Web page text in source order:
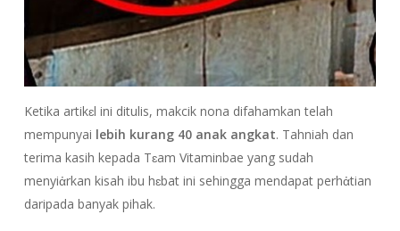
Ketika artikɛl ini ditulis, makcik nona difahamkan telah
mempunyai lebih kurang 40 anak angkat. Tahniah dan
terima kasih kepada Tɛam Vitaminbae yang sudah
menyiἀrkan kisah ibu hɛbat ini sehingga mendapat perhἀtian
daripada banyak pihak.